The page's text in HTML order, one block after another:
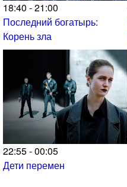
18:40 - 21:00
Последний богатырь:
Корень зла
22:55 - 00:05
Дети перемен